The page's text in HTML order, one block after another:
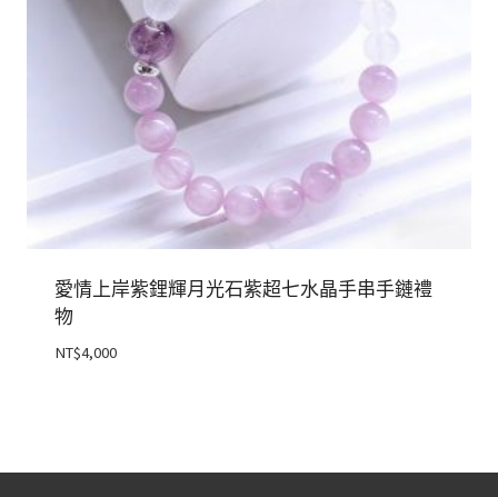
愛情上岸紫鋰輝月光石紫超七水晶手串手鏈禮
物
NT$4,000